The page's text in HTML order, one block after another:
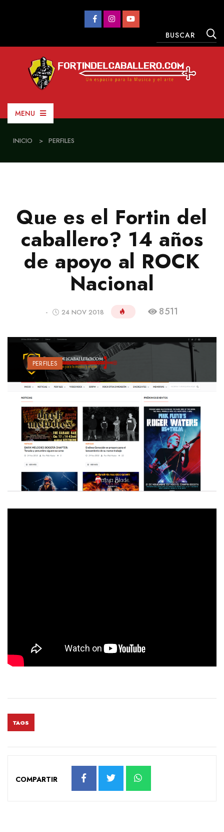
MENU
INICIO > PERFILES
Que es el Fortin del
caballero? 14 años
de apoyo al ROCK
Nacional
- 24 NOV 2018 8511
PERFILES
TAGS
COMPARTIR